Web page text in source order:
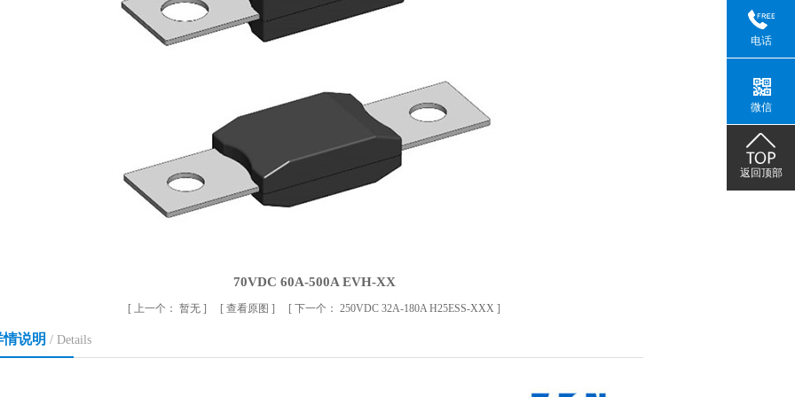
70VDC 60A-500A EVH-XX
[ 上一个： 暂无 ] [ 查看原图 ] [ 下一个： 250VDC 32A-180A H25ESS-XXX ]
情说明 / Details
电话
微信
返回顶部